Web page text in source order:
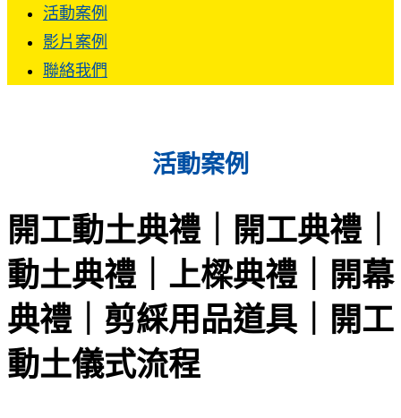
活動案例
影片案例
聯絡我們
活動案例
開工動土典禮｜開工典禮｜
動土典禮｜上樑典禮｜開幕
典禮｜剪綵用品道具｜開工
動土儀式流程